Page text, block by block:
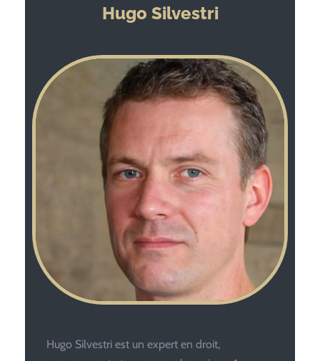
Hugo Silvestri
Hugo Silvestri est un expert en droit,